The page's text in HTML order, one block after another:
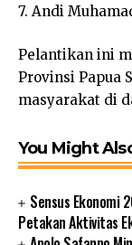
7. Andi
Pelantikan ini
Provinsi Papua
masyarakat di
You Might
Sensus Ekonomi
Petakan Aktivitas